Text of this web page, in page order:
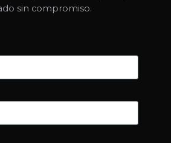
sin compromiso.